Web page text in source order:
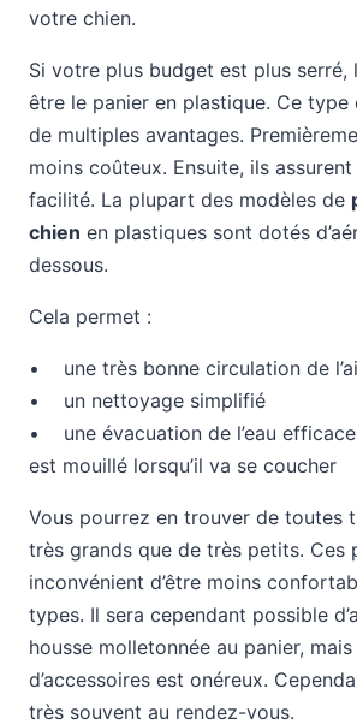
votre chien.
Si votre plus budget est plus serré,
être le panier en plastique. Ce
de multiples avantages.
moins coûteux. Ensuite, ils
facilité. La plupart des modèles de
chien en plastiques sont dotés
dessous.
Cela permet :
• une très bonne circulation de
• un nettoyage simplifié
• une évacuation de l’eau
est mouillé lorsqu’il va se coucher
Vous pourrez en trouver de toutes
très grands que de très petits. Ces
inconvénient d’être moins
types. Il sera cependant possible
housse molletonnée au panier,
d’accessoires est onéreux.
très souvent au rendez-vous.